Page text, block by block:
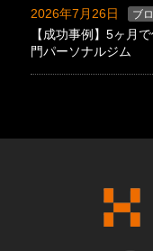
2026年7月26日 ブ
【成功事例】5ヶ月
門パーソナルジム